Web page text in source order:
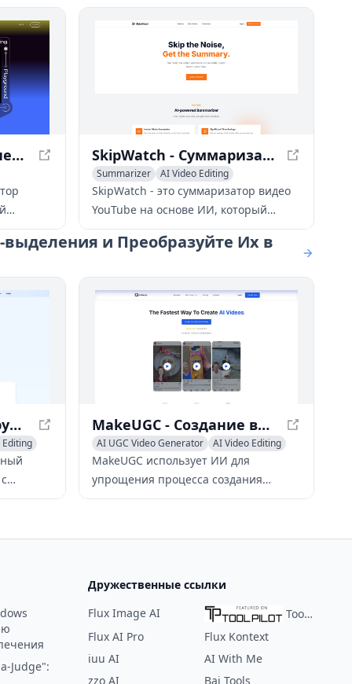
Vidu AI - Мощный генератор видео на основе ИИ SkipWatch - Суммаризатор YouTube на основе ИИ - Получайте краткие описания видео за секунды
Summarizer
AI Video Editing
AI Video Enhancing
SkipWatch - это суммаризатор видео
YouTube на основе ИИ, который
помогает пользователям экономить
время, предоставляя мгновенные
и Преобразуйте Их в
AIFaceSwap.ai - Инструмент AI для замены лиц на фото и видео
Editing
MakeUGC - Создание видео на основе ИИ для маркетинга
AI UGC Video Generator
AI Video Editing
AI Video Enhancing
MakeUGC использует ИИ для
упрощения процесса создания
высококачественных видео с
маркетинговых целей.
Judge":
Дружественные ссылки
Flux Image AI
ToolPilot
Flux AI Pro
Flux Kontext
iuu AI
AI With Me
zzo AI
Bai Tools